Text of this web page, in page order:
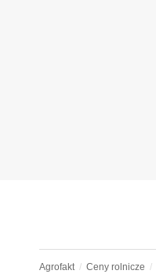
Agrofakt Ceny rolnicze